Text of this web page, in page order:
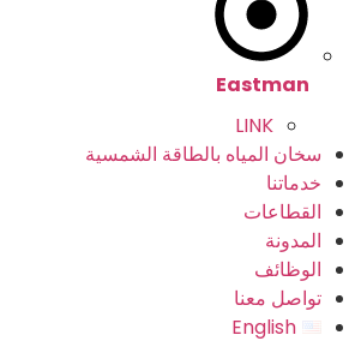
Eastman
LINK
سخان المياه بالطاقة الشمسية
خدماتنا
القطاعات
المدونة
الوظائف
تواصل معنا
English